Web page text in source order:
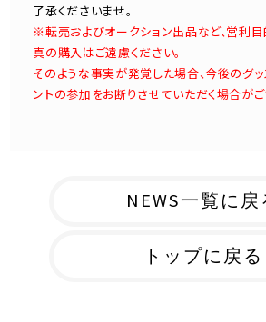
了承くださいませ。
※転売およびオークション出品など、営利目
真の購入はご遠慮ください。
そのような事実が発覚した場合、今後のグ
ントの参加をお断りさせていただく場合がご
NEWS一覧に戻
トップに戻る